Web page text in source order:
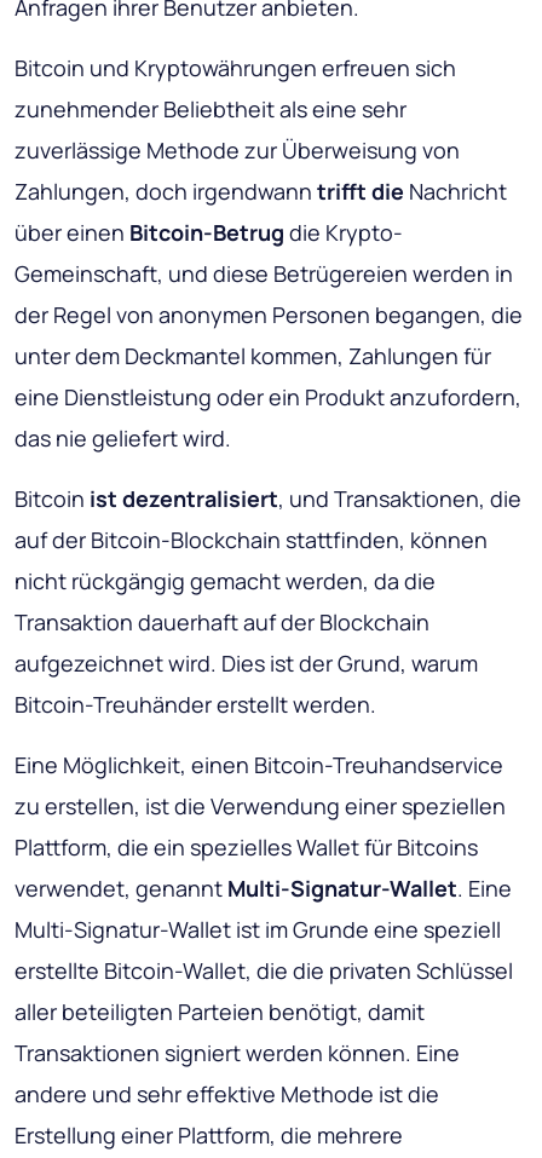
Anfragen ihrer Benutzer anbieten.
Bitcoin und Kryptowährungen erfreuen sich
zunehmender Beliebtheit als eine sehr
zuverlässige Methode zur Überweisung von
Zahlungen, doch irgendwann trifft die Nachricht
über einen Bitcoin-Betrug die Krypto-
Gemeinschaft, und diese Betrügereien werden in
der Regel von anonymen Personen begangen, die
unter dem Deckmantel kommen, Zahlungen für
eine Dienstleistung oder ein Produkt anzufordern,
das nie geliefert wird.
Bitcoin ist dezentralisiert, und Transaktionen, die
auf der Bitcoin-Blockchain stattfinden, können
nicht rückgängig gemacht werden, da die
Transaktion dauerhaft auf der Blockchain
aufgezeichnet wird. Dies ist der Grund, warum
Bitcoin-Treuhänder erstellt werden.
Eine Möglichkeit, einen Bitcoin-Treuhandservice
zu erstellen, ist die Verwendung einer speziellen
Plattform, die ein spezielles Wallet für Bitcoins
verwendet, genannt Multi-Signatur-Wallet. Eine
Multi-Signatur-Wallet ist im Grunde eine speziell
erstellte Bitcoin-Wallet, die die privaten Schlüssel
aller beteiligten Parteien benötigt, damit
Transaktionen signiert werden können. Eine
andere und sehr effektive Methode ist die
Erstellung einer Plattform, die mehrere